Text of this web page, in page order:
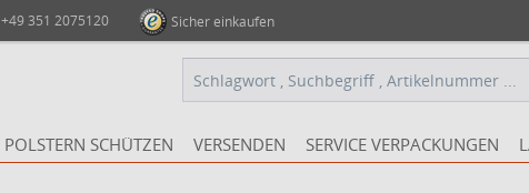
+49 351 2075120 Sicher einkaufen
POLSTERN SCHÜTZEN VERSENDEN SERVICE VERPACKUNGEN